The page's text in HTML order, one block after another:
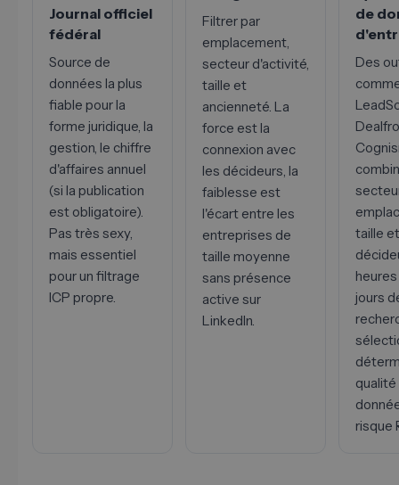
Journal officiel
fédéral
Source de
données la plus
fiable pour la
forme juridique, la
gestion, le chiffre
d'affaires annuel
(si la publication
est obligatoire).
Pas très sexy,
mais essentiel
pour un filtrage
ICP propre.
Filtrer par
emplacement,
secteur d'activité,
taille et
ancienneté. La
force est la
connexion avec
les décideurs, la
faiblesse est
l'écart entre les
entreprises de
taille moyenne
sans présence
active sur
LinkedIn.
de
Des
taille et
jours
risque